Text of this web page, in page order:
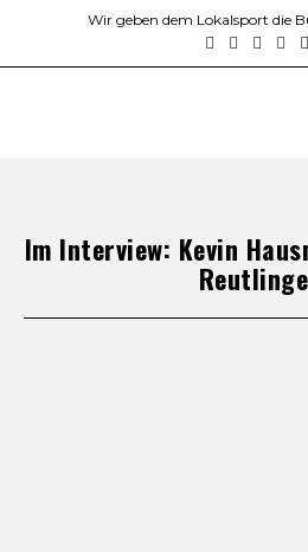
Wir geben dem Lokalsport die
Im Interview: Kevin